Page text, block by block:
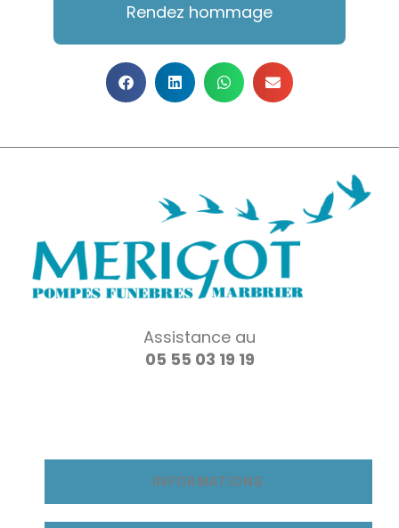
Rendez hommage
Assistance au
05 55 03 19 19
INFORMATIONS